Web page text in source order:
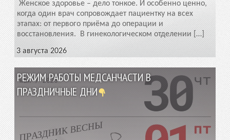
3 августа 2026
Женское здоровье – дело тонкое. И особенно ценно,
когда один врач сопровождает пациентку на всех
этапах: от первого приёма до операции и
восстановления. В гинекологическом отделении […]
РЕЖИМ РАБОТЫ МЕДСАНЧАСТИ В
ПРАЗДНИЧНЫЕ ДНИ